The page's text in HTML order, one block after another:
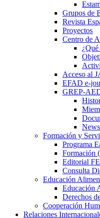
Grupos de
Revista
Proyectos
Centro de
Acceso al
EFAD e-
GREP-
Formación y
Programa
Formación
Editorial
Consulta
Educación
Educación
Derechos
Cooperación
Relaciones